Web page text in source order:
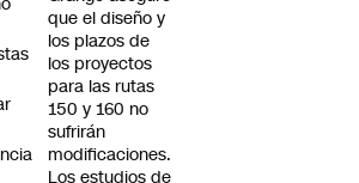
que el diseño y
los plazos de
los proyectos
para las rutas
150 y 160 no
sufrirán
modificaciones.
Los estudios de